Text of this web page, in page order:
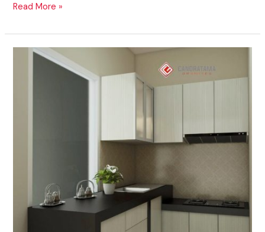
Read More »
KONSEP